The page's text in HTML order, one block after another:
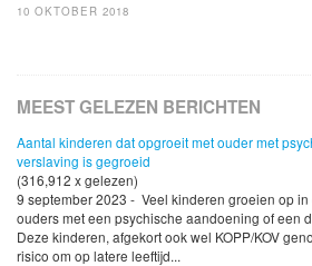
10 OKTOBER 2018
MEEST GELEZEN BERICHTEN
Aantal kinderen dat opgroeit met ouder met
verslaving is gegroeid
(316,912 x gelezen)
9 september 2023 - Veel kinderen groeien op
ouders met een psychische aandoening of een
Deze kinderen, afgekort ook wel KOPP/KOV
risico om op latere leeftijd...